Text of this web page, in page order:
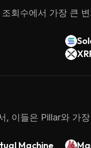
회수에서 가장 큰
, 이들은 Pillar와 가
Machine